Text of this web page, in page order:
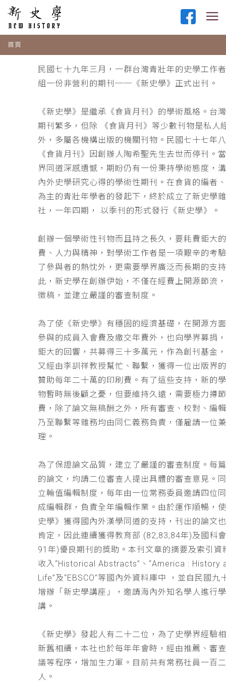
首頁
民國七十九年三月，一群台灣青壯年的史學工作
組一份非營利的期刊──《新史學》正式出刊。
《新史學》是繼承《食貨月刊》的學術風格。台
期刊繁多，但除 《食貨月刊》等少數刊物是私人
外，多屬各機構出版的機關刊物。民國七十七年
《食貨月刊》因創辦人陶希聖先生去世而停刊。
界同道深感遺憾，期盼仍有一份秉持學術態度，
內外史學研究心得的學術性期刊。在食貨的編者
為主的青壯年學者的發起下，終於成立了新史學
社，一年四期， 以季刊的形式發行《新史學》。
創辦一個學術性刊物而且持之長久，要耗費鉅大
費、人力與精神，對學術工作者是一項艱辛的考
了參與者的熱忱外，更需要學界廣泛而長期的支
此，新史學在創辦伊始，不僅在經費上開源節流
徵稿，並建立嚴謹的審查制度。
為了使《新史學》有穩固的經濟基礎，在開源方
參與的成員入會費及繳交年費外，也向學界募捐
鉅大的回響，共募得三十多萬元，作為創刊基金
又經由李訓祥教授幫忙、聯繫，獲得一位出版界
贊助每年二十萬的印刷費。有了這些支持，新的
物暫時無後顧之憂，但要維持久遠，需要極力撙
費，除了論文無稿酬之外，所有審查、校對、編
乃至聯繫等雜務均由同仁義務負責，僅雇請一位
理。
為了保證論文品質，建立了嚴謹的審查制度。每
的論文，均請二位審查人提出具體的審查意見。
立輪值編輯制度，每年由一位常務委員邀請四位
成編輯群，負責全年編輯作業。由於運作順暢，
史學》獲得國內外漢學同道的支持，刊出的論文
肯定，因此連續獲得教育部 (82,83,84年)及國科
91年)優良期刊的獎助。本刊文章的摘要及索引資
收入“Historical Abstracts”、“America : History
Life”及“EBSCO”等國內外資料庫中 ，並自民國九
增辦「新史學講座」，邀請海內外知名學人進行
講。
《新史學》發起人有二十二位，為了史學界經驗
新舊相續，本社也於每年年會時，經由推薦、審
議等程序，增加生力軍。目前共有常務社員一百
人。